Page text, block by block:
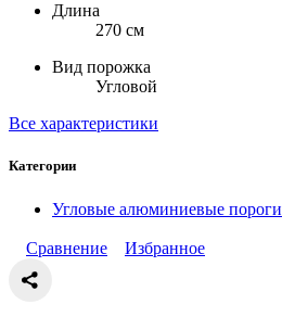
Длина
270 см
Вид порожка
Угловой
Все характеристики
Категории
Угловые алюминиевые пороги
Сравнение Избранное